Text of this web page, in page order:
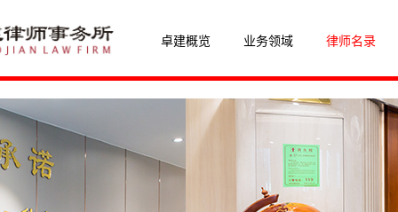
卓建概览 业务领域 律师名录